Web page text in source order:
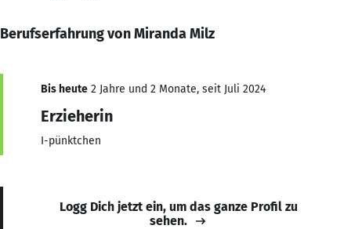
Berufserfahrung von Miranda Milz
Bis heute 2 Jahre und 2 Monate, seit Juli 2024
Erzieherin
I-pünktchen
Logg Dich jetzt ein, um das ganze Profil zu
sehen.